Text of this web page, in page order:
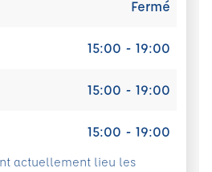
Fermé
15:00 - 19:00
15:00 - 19:00
15:00 - 19:00
actuellement lieu les